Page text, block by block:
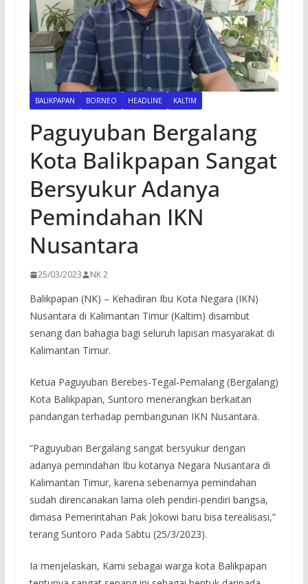
BALIKPAPAN BORNEO HEADLINE KALTIM
Paguyuban Bergalang
Kota Balikpapan Sangat
Bersyukur Adanya
Pemindahan IKN
Nusantara
25/03/2023 NK 2
Balikpapan (NK) – Kehadiran Ibu Kota Negara (IKN)
Nusantara di Kalimantan Timur (Kaltim) disambut
senang dan bahagia bagi seluruh lapisan masyarakat di
Kalimantan Timur.
Ketua Paguyuban Berebes-Tegal-Pemalang (Bergalang)
Kota Balikpapan, Suntoro menerangkan berkaitan
pandangan terhadap pembangunan IKN Nusantara.
“Paguyuban Bergalang sangat bersyukur dengan
adanya pemindahan Ibu kotanya Negara Nusantara di
Kalimantan Timur, karena sebenarnya pemindahan
sudah direncanakan lama oleh pendiri-pendiri bangsa,
dimasa Pemerintahan Pak Jokowi baru bisa terealisasi,”
terang Suntoro Pada Sabtu (25/3/2023).
Ia menjelaskan, Kami sebagai warga kota Balikpapan